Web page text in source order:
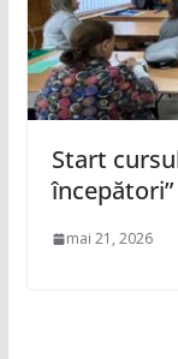
Start
începători”
mai 21, 2026